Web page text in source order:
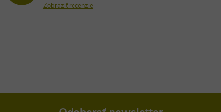
Zobraziť recenzie